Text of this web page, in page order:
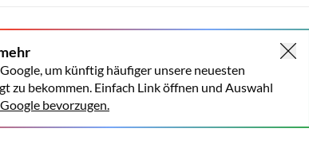
um künftig häufiger unsere neuesten
zu bekommen. Einfach Link öffnen und Auswahl
bevorzugen.